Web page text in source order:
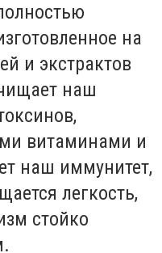
на
и экстрактов
наш
витаминами и
наш иммунитет,
легкость,
стойко